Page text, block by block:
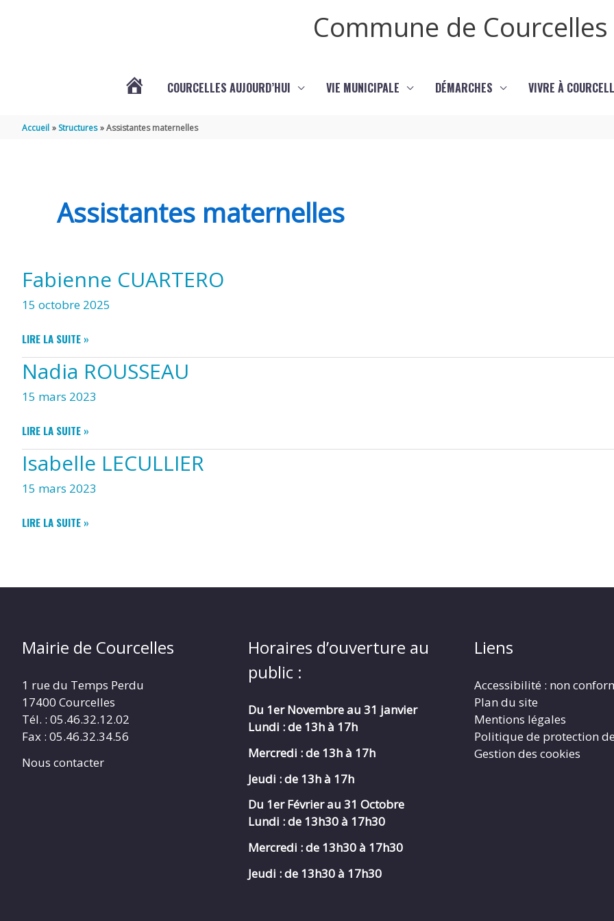
Commune de Courcelles
(17777)
COURCELLES AUJOURD’HUI VIE MUNICIPALE DÉMARCHES VIVRE À
Accueil Structures Assistantes maternelles
Assistantes maternelles
Fabienne CUARTERO
15 octobre 2025
FABIENNE
LIRE LA SUITE »
Nadia ROUSSEAU
15 mars 2023
NADIA
LIRE LA SUITE »
Isabelle LECULLIER
15 mars 2023
ISABELLE
LIRE LA SUITE »
Mairie de Courcelles
1 rue du Temps Perdu
17400 Courcelles
Tél. : 05.46.32.12.02
Fax : 05.46.32.34.56
Nous contacter
Horaires d’ouverture au
public :
Du 1er Novembre au 31 janvier
Lundi : de 13h à 17h
Mercredi :de 13h à 17h
Jeudi : de 13h à 17h
Du 1er Février au 31 Octobre
Lundi : de 13h30 à 17h30
Mercredi :de 13h30 à 17h30
Jeudi : de 13h30 à 17h30
Liens
Accessibilité : non
Plan du site
Mentions légales
Politique de protection
Gestion des cookies